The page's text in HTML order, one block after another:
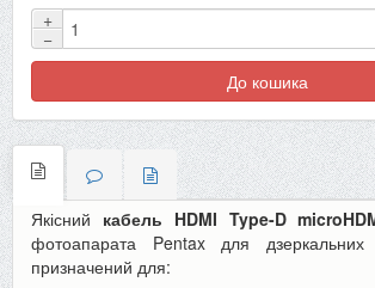
+
−
До кошика
Якісний кабель HDMI Type-D
фотоапарата Pentax для
призначений для: